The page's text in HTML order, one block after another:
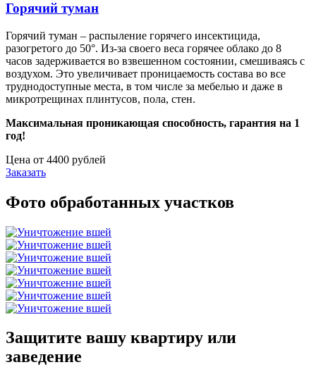
Горячий туман
Горячий туман – распыление горячего инсектицида,
разогретого до 50°. Из-за своего веса горячее облако до 8
часов задерживается во взвешенном состоянии, смешиваясь с
воздухом. Это увеличивает проницаемость состава во все
труднодоступные места, в том числе за мебелью и даже в
микротрещинах плинтусов, пола, стен.
Максимальная проникающая способность, гарантия на 1
год!
Цена от 4400 рублей
Заказать
Фото обработанных участков
Защитите вашу квартиру или
заведение